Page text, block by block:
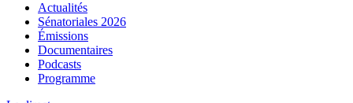
Actualités
Sénatoriales 2026
Émissions
Documentaires
Podcasts
Programme